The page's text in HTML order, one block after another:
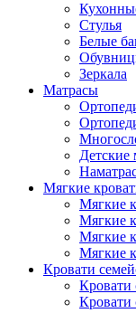
Стулья
Белые
Зеркала
Матрасы
Детские
Мягкие
Мягкие
Мягкие
Мягкие
Мягкие
Кровати
Кровати
Кровати